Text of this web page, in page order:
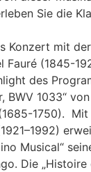
Sie die
Konzert mit
Fauré (1845-
des
BWV 1033“
1750).
Musical“
Die „Histoire